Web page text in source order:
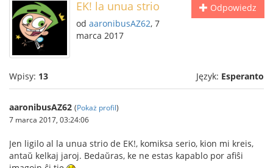
Odpowiedz
EK! la unua strio
od aaronibusAZ62, 7
marca 2017
Wpisy: 13 Język: Esperanto
aaronibusAZ62 (Pokaż profil)
7 marca 2017, 03:24:06
Jen ligilo al la unua strio de EK!, komiksa serio, kion mi kreis,
antaŭ kelkaj jaroj. Bedaŭras, ke ne estas kapablo por afiŝi